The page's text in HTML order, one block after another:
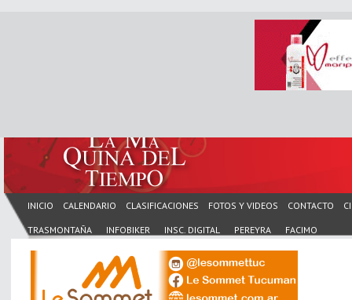
INICIO CALENDARIO CLASIFICACIONES FOTOS Y VIDEOS CONTACTO
TRASMONTAÑA INFOBIKER INSC. DIGITAL PEREYRA FACIMO